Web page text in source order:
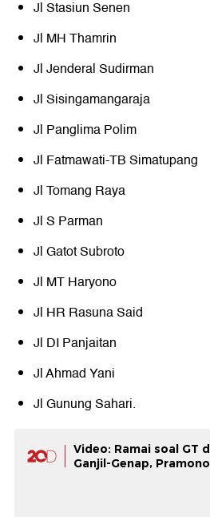
Jl Stasiun Senen
Jl MH Thamrin
Jl Jenderal Sudirman
Jl Sisingamangaraja
Jl Panglima Polim
Jl Fatmawati-TB Simatupang
Jl Tomang Raya
Jl S Parman
Jl Gatot Subroto
Jl MT Haryono
Jl HR Rasuna Said
Jl DI Panjaitan
Jl Ahmad Yani
Jl Gunung Sahari.
Video: Ramai soal GT
Ganjil-Genap,